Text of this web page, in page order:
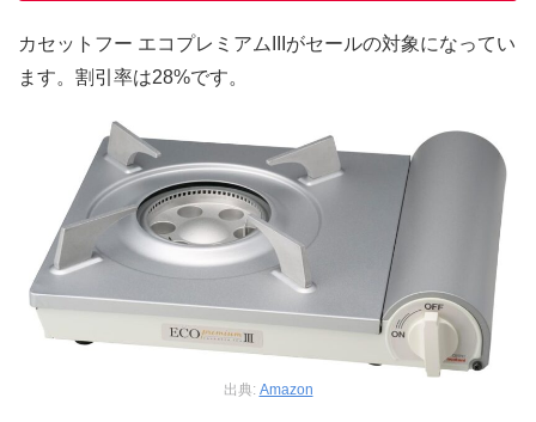
カセットフー エコプレミアムIIIがセールの対象になってい
ます。割引率は28%です。
出典: Amazon